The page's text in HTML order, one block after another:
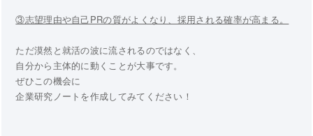
③志望理由や自己PRの質がよくなり、採用される確率が高まる。
ただ漠然と就活の波に流されるのではなく、
自分から主体的に動くことが大事です。
ぜひこの機会に
企業研究ノートを作成してみてください！